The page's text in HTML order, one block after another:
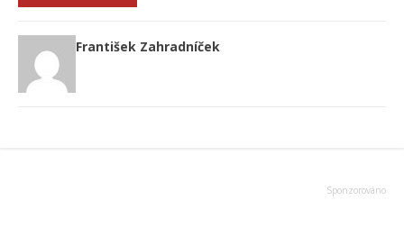
František Zahradníček